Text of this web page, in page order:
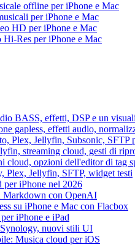
offline per iPhone e Mac
per iPhone e Mac
HD per iPhone e Mac
Res per iPhone e Mac
BASS, effetti, DSP e un
gapless, effetti audio,
Plex, Jellyfin, Subsonic, SFTP
streaming cloud, gesti di
cloud, opzioni dell'editor di tag
Plex, Jellyfin, SFTP, widget testi
iPhone nel 2026
Markdown con OpenAI
su iPhone e Mac con Flacbox
iPhone e iPad
nuovi stili UI
Musica cloud per iOS